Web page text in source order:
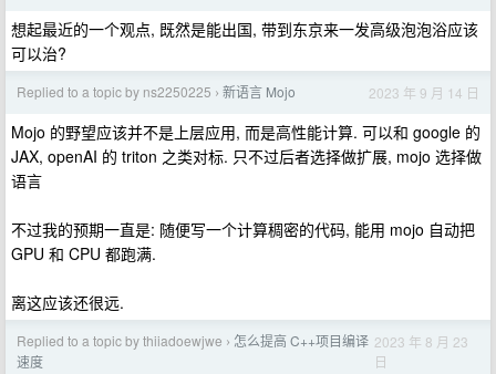
想起最近的一个观点, 既然是能出国, 带到东京来一发高级泡泡浴应该
可以治?
Replied to a topic by ns2250225 › 新语言 Mojo 2023 年 9 月 14 日
Mojo 的野望应该并不是上层应用, 而是高性能计算. 可以和 google 的
JAX, openAI 的 triton 之类对标. 只不过后者选择做扩展, mojo 选择做
语言
不过我的预期一直是: 随便写一个计算稠密的代码, 能用 mojo 自动把
GPU 和 CPU 都跑满.
离这应该还很远.
Replied to a topic by thiiadoewjwe › 怎么提高 C++项目编译
速度
2023 年 8 月 23
日